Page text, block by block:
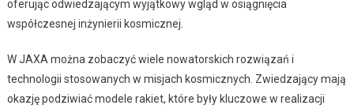
oferując odwiedzającym wyjątkowy wgląd w osiągnięcia
współczesnej inżynierii kosmicznej.
W JAXA można zobaczyć wiele nowatorskich rozwiązań i
technologii stosowanych w misjach kosmicznych. Zwiedzający mają
okazję podziwiać modele rakiet, które były kluczowe w realizacji